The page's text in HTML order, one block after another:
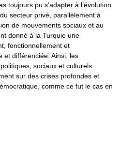
toujours pu s’adapter à l’évolution
secteur privé, parallèlement à
de mouvements sociaux et au
donné à la Turquie une
fonctionnellement et
et différenciée. Ainsi, les
sociaux et culturels
sur des crises profondes et
comme ce fut le cas en